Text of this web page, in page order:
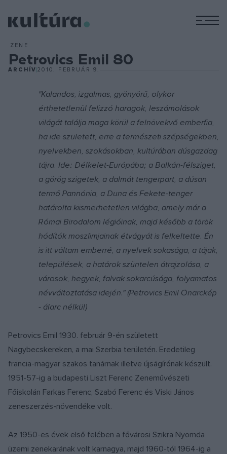
ZENE
Petrovics Emil 80
ARCHÍV2010. FEBRUÁR 9.
"Kalandos, izgalmas, gyönyörű, olykor
érthetetlenül felizzó haragok, leszámolások
világát találja maga körül a felnövekvő emberfia,
ha ide született, erre a természeti szépségekben,
nyelvekben, szokásokban, kultúrában dúsgazdag
tájra. Ide: Délkelet-Európába; a Balkán-félsziget,
a görög szigetek, a dalmát tengerpart, a dúsan
termő Pannónia, a Duna és Fekete-tenger
határolta kiismerhetetlen világba, amely már a
Római Birodalom légióinak, majd később a török
hódítók moszlimjainak étvágyát is felkeltette. Én
is itt váltam emberré, a nyelvek sokasága, a tájak,
települések, a határok szüntelen átrajzolása, a
városok, hegyek, falvak sokarcúsága, folyamatos
névváltoztatása idején." (Petrovics Emil Önarckép
- álarc nélkül)
Petrovics Emil 1930. február 9-én született
Nagybecskereken, a mai Szerbia területén. Eredetileg
francia-magyar szakos tanárnak illetve újságírónak készült.
1951-57-ig a budapesti Liszt Ferenc Zeneművészeti
Főiskolán Farkas Ferenc, Szabó Ferenc és Viski János
zeneszerzés-növendéke volt.
Az 1950-es évek első felében a fővárosi Szikra Nyomda
üzemi zenekarának volt karnagya, majd 1960-tól 1964-ig a